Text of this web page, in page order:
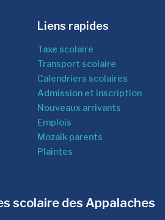
Liens rapides
Taxe scolaire
Transport scolaire
Calendriers scolaires
Admission et inscription
Nouveaux arrivants
Emplois
Mozaîk parents
Plaintes
scolaire des Appalaches